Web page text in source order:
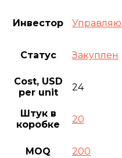
Инвестор
Статус Закуплен
Cost, USD
per unit
24
Штук в
коробке
20
MOQ 200